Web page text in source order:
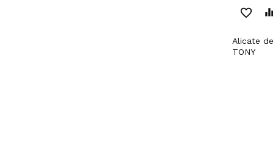
favorite_border equalizer
Alicate de Torção 9' KING
TONY